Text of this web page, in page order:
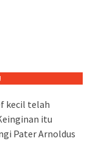
kecil telah
itu
Pater Arnoldus